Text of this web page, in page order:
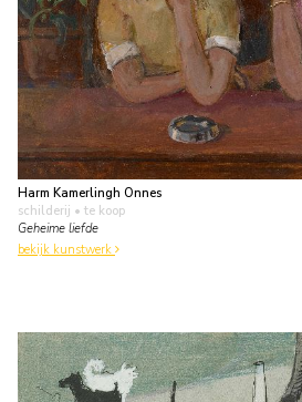
Harm Kamerlingh Onnes
schilderij • te koop
Geheime liefde
bekijk kunstwerk